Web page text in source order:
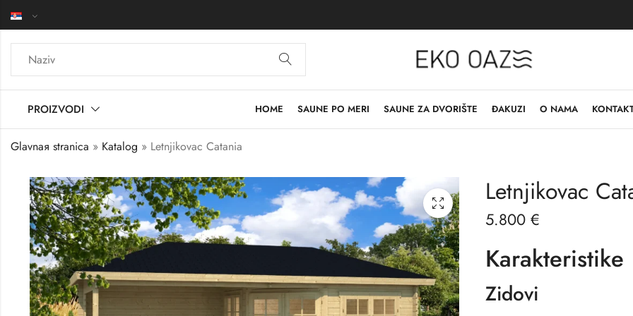
PROIZVODI HOME SAUNE PO MERI SAUNE ZA DVORIŠTE ĐAKUZI O NAMA
Glavnaя stranica » Katalog » Letnjikovac Catania
Letnjikovac
5.800 €
Karakteristike
Zidovi